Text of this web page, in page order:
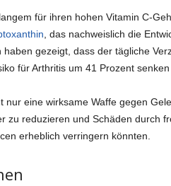
für ihren hohen Vitamin C-
, das nachweislich die
haben gezeigt, dass der tägliche
für Arthritis um 41 Prozent senken
nur eine wirksame Waffe gegen
zu reduzieren und Schäden durch
erheblich verringern könnten.